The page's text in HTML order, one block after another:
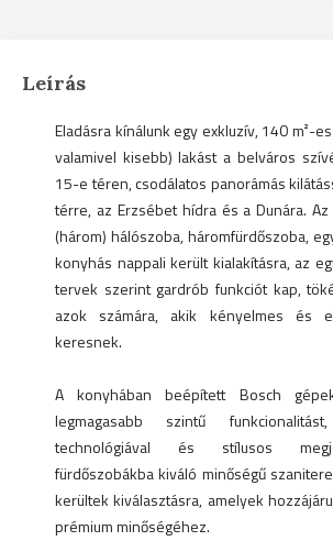
Leírás
Eladásra kínálunk egy exkluzív, 140 m²-
valamivel kisebb) lakást a belváros
15-e téren, csodálatos panorámás
térre, az Erzsébet hídra és a Dunára.
(három) hálószoba, háromfürdőszoba,
konyhás nappali került kialakításra, az
tervek szerint gardrób funkciót kap,
azok számára, akik kényelmes és
keresnek.
A konyhában beépített Bosch
legmagasabb szintű
technológiával és stílusos
fürdőszobákba kiváló minőségű
kerültek kiválasztásra, amelyek
prémium minőségéhez.